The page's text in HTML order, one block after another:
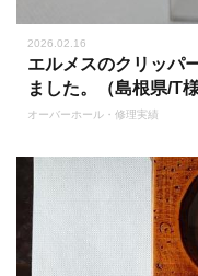
2026.02.16
エルメスのクリッパ
ました。（島根県/T様
オーバーホール・修理実績